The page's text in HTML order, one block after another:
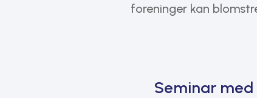
foreninger kan
Seminar